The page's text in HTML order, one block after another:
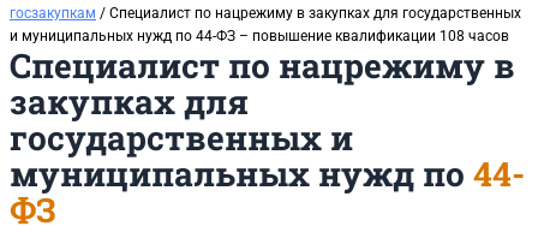
Заказать звонок
госзакупкам / Специалист по нацрежиму в закупках для государственных
и муниципальных нужд по 44-ФЗ – повышение квалификации 108 часов
Специалист по нацрежиму в
закупках для
государственных и
муниципальных нужд по 44-
ФЗ